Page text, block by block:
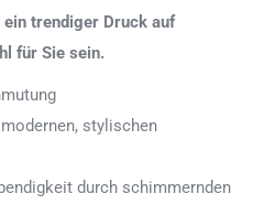
trendiger Druck auf
für Sie sein.
stylischen
durch schimmernden